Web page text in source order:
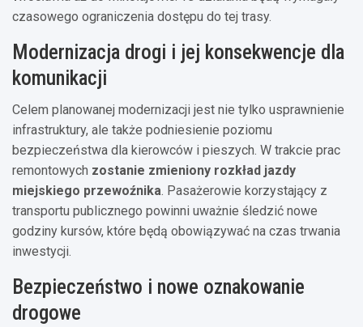
czasowego ograniczenia dostępu do tej trasy.
Modernizacja drogi i jej konsekwencje dla
komunikacji
Celem planowanej modernizacji jest nie tylko usprawnienie
infrastruktury, ale także podniesienie poziomu
bezpieczeństwa dla kierowców i pieszych. W trakcie prac
remontowych zostanie zmieniony rozkład jazdy
miejskiego przewoźnika. Pasażerowie korzystający z
transportu publicznego powinni uważnie śledzić nowe
godziny kursów, które będą obowiązywać na czas trwania
inwestycji.
Bezpieczeństwo i nowe oznakowanie
drogowe